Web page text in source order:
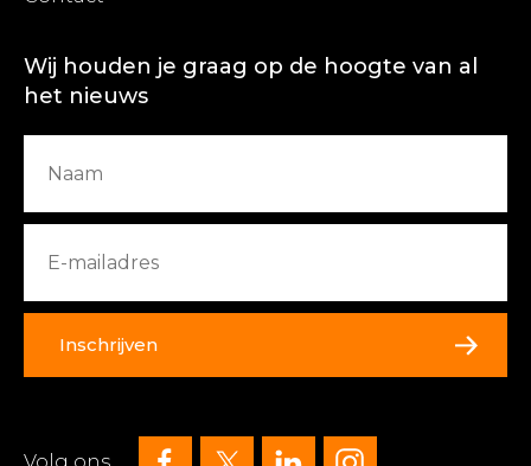
Wij houden je graag op de hoogte van al
het nieuws
Inschrijven
Volg ons